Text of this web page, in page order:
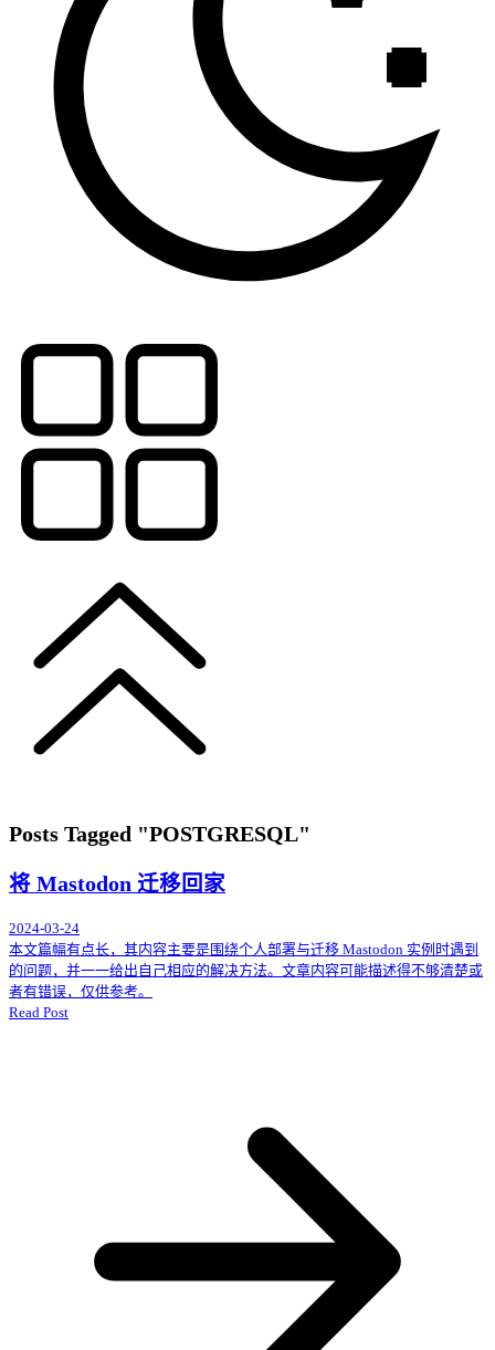
Posts Tagged "POSTGRESQL"
将 Mastodon 迁移回家
2024-03-24
本文篇幅有点长，其内容主要是围绕个人部署与迁移 Mastodon 实例时遇到
的问题，并一一给出自己相应的解决方法。文章内容可能描述得不够清楚或
者有错误，仅供参考。
Read Post